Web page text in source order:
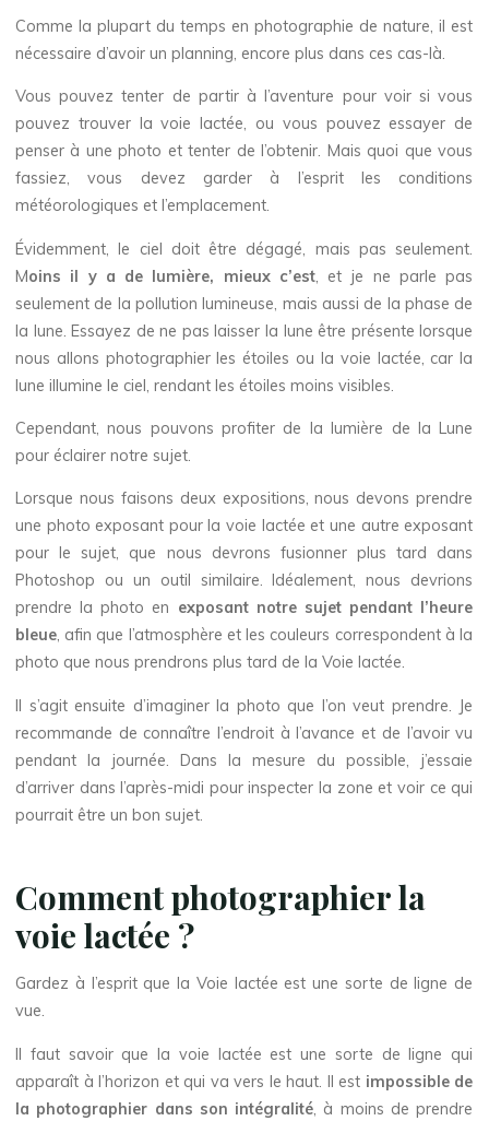
Comme la plupart du temps en photographie de nature, il est
nécessaire d’avoir un planning, encore plus dans ces cas-là.
Vous pouvez tenter de partir à l’aventure pour voir si vous
pouvez trouver la voie lactée, ou vous pouvez essayer de
penser à une photo et tenter de l’obtenir. Mais quoi que vous
fassiez, vous devez garder à l’esprit les conditions
météorologiques et l’emplacement.
Évidemment, le ciel doit être dégagé, mais pas seulement.
Moins il y a de lumière, mieux c’est , et je ne parle pas
seulement de la pollution lumineuse, mais aussi de la phase de
la lune. Essayez de ne pas laisser la lune être présente lorsque
nous allons photographier les étoiles ou la voie lactée, car la
lune illumine le ciel, rendant les étoiles moins visibles.
Cependant, nous pouvons profiter de la lumière de la Lune
pour éclairer notre sujet.
Lorsque nous faisons deux expositions, nous devons prendre
une photo exposant pour la voie lactée et une autre exposant
pour le sujet, que nous devrons fusionner plus tard dans
Photoshop ou un outil similaire. Idéalement, nous devrions
prendre la photo en exposant notre sujet pendant l’heure
bleue, afin que l’atmosphère et les couleurs correspondent à la
photo que nous prendrons plus tard de la Voie lactée.
Il s’agit ensuite d’imaginer la photo que l’on veut prendre. Je
recommande de connaître l’endroit à l’avance et de l’avoir vu
pendant la journée. Dans la mesure du possible, j’essaie
d’arriver dans l’après-midi pour inspecter la zone et voir ce qui
pourrait être un bon sujet.
Comment photographier la
voie lactée ?
Gardez à l’esprit que la Voie lactée est une sorte de ligne de
vue.
Il faut savoir que la voie lactée est une sorte de ligne qui
apparaît à l’horizon et qui va vers le haut. Il est impossible de
la photographier dans son intégralité , à moins de prendre